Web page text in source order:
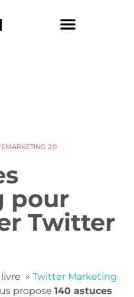
MARKETING 2.0
pour
Twitter
livre » Twitter Marketing
propose 140 astuces